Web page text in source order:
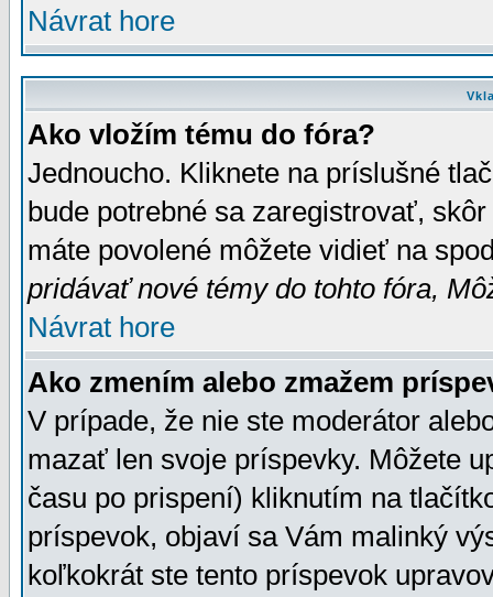
Návrat hore
Ako vložím tému do fóra?
Jednoucho. Kliknete na príslušné
bude potrebné sa zaregistrovať,
máte povolené môžete vidieť na
pridávať nové témy do tohto fóra,
Návrat hore
Ako zmením alebo zmažem
V prípade, že nie ste moderátor
mazať len svoje príspevky. Môžete
času po prispení) kliknutím na
príspevok, objaví sa Vám malinký
koľkokrát ste tento príspevok